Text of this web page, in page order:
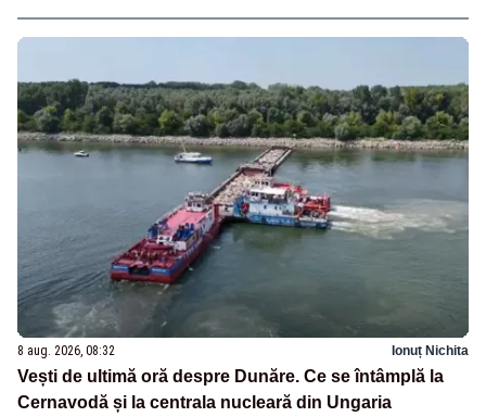
8 aug. 2026, 08:32 Ionuț Nichita
Vești de ultimă oră despre Dunăre. Ce se întâmplă la
Cernavodă și la centrala nucleară din Ungaria